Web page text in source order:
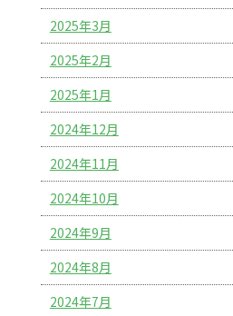
2025年3月
2025年2月
2025年1月
2024年12月
2024年11月
2024年10月
2024年9月
2024年8月
2024年7月